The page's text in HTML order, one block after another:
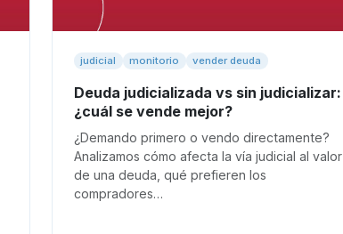
judicial monitorio vender deuda
Deuda judicializada vs sin judicializar:
¿cuál se vende mejor?
¿Demando primero o vendo directamente?
Analizamos cómo afecta la vía judicial al valor
de una deuda, qué prefieren los
compradores…